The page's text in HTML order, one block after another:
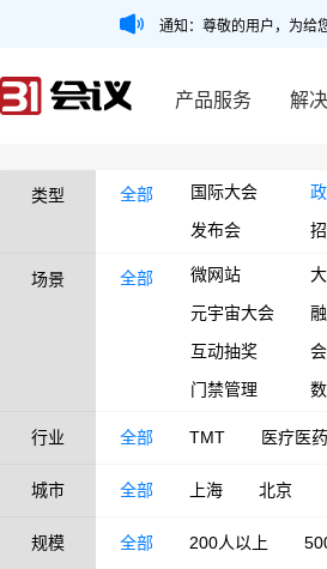
通知：尊敬的用户，为给
产品服务 解
类型 全部 国际大会
发布会
场景 全部 微网站
元宇宙大会
互动抽奖
门禁管理
行业 全部 TMT 医疗医药
城市 全部 上海 北京
规模 全部 200人以上